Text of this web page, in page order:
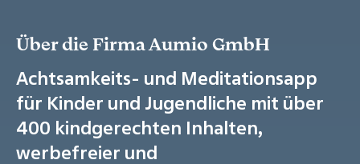
Über die Firma Aumio GmbH
Achtsamkeits- und Meditationsapp
für Kinder und Jugendliche mit über
400 kindgerechten Inhalten,
werbefreier und